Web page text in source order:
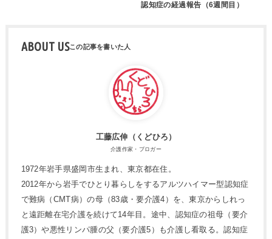
認知症の経過報告（6週間目）
ABOUT US
工藤広伸（くどひろ）
介護作家・ブロガー
1972年岩手県盛岡市生まれ、東京都在住。
2012年から岩手でひとり暮らしをするアルツハイマー型認知症
で難病（CMT病）の母（83歳・要介護4）を、東京からしれっ
と遠距離在宅介護を続けて14年目。途中、認知症の祖母（要介
護3）や悪性リンパ腫の父（要介護5）も介護し看取る。認知症